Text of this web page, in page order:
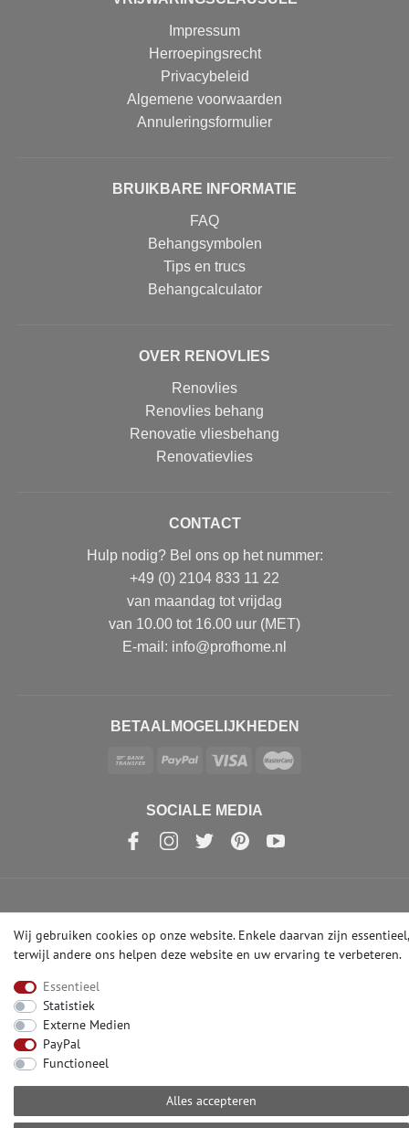
Impressum
Herroepingsrecht
Privacybeleid
Algemene voorwaarden
Annuleringsformulier
BRUIKBARE INFORMATIE
FAQ
Behangsymbolen
Tips en trucs
Behangcalculator
OVER RENOVLIES
Renovlies
Renovlies behang
Renovatie vliesbehang
Renovatievlies
CONTACT
Hulp nodig? Bel ons op het nummer:
+49 (0) 2104 833 11 22
van maandag tot vrijdag
van 10.00 tot 16.00 uur (MET)
E-mail: info@profhome.nl
BETAALMOGELIJKHEDEN
SOCIALE MEDIA
© Copyright 2026 | e-Delux GmbH
Wij gebruiken cookies op onze website. Enkele daarvan zijn essentieel,
terwijl andere ons helpen deze website en uw ervaring te verbeteren.
Essentieel
Statistiek
Externe Medien
PayPal
Functioneel
Alles accepteren